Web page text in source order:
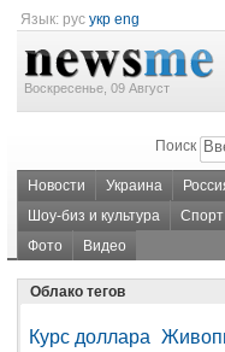
Язык: рус укр eng
Воскресенье, 09 Август
Поиск
Новости Украина
Шоу-биз и культура
Спорт
Фото
Видео
Облако тегов
Курс доллара